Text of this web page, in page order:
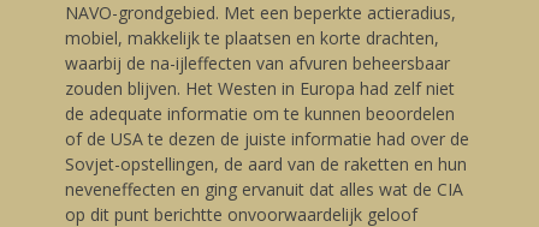
NAVO-grondgebied. Met een beperkte actieradius,
mobiel, makkelijk te plaatsen en korte drachten,
waarbij de na-ijleffecten van afvuren beheersbaar
zouden blijven. Het Westen in Europa had zelf niet
de adequate informatie om te kunnen beoordelen
of de USA te dezen de juiste informatie had over de
Sovjet-opstellingen, de aard van de raketten en hun
neveneffecten en ging ervanuit dat alles wat de CIA
op dit punt berichtte onvoorwaardelijk geloof